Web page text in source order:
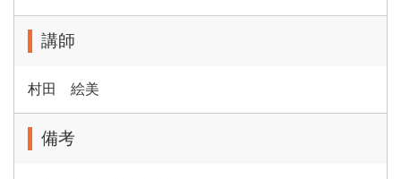
講師
村田 絵美
備考